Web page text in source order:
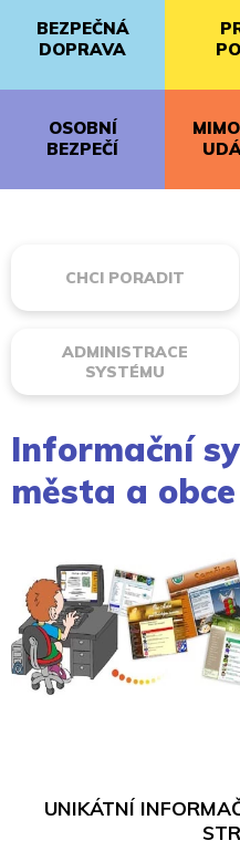
BEZPEČNÁ
DOPRAVA
OSOBNÍ
BEZPEČÍ
CHCI PORADIT
ADMINISTRACE
SYSTÉMU
Informační
města a obce
UNIKÁTNÍ